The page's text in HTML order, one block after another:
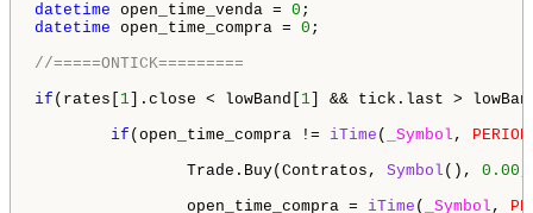
datetime open_time_venda = 0
datetime open_time_compra = 0 ;
//=====ONTICK=========
if (rates[ 1 ].close < lowBand[ 1 ] && tick.last >
if (open_time_compra != iTime ( _Symbol ,
Trade.Buy(Contratos, Symbol (), 0.00
open_time_compra = iTime ( _Symbol ,